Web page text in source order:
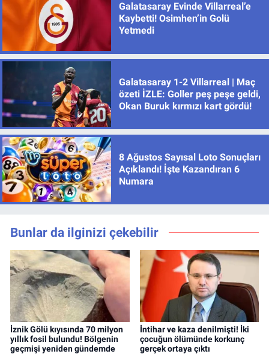
Galatasaray Evinde Villarreal’e
Kaybetti! Osimhen’in Golü
Yetmedi
Galatasaray 1-2 Villarreal | Maç
özeti İZLE: Goller peş peşe geldi,
Okan Buruk kırmızı kart gördü!
8 Ağustos Sayısal Loto Sonuçları
Açıklandı! İşte Kazandıran 6
Numara
Bunlar da ilginizi çekebilir
İznik Gölü kıyısında 70 milyon
yıllık fosil bulundu! Bölgenin
geçmişi yeniden gündemde
İntihar ve kaza denilmişti! İki
çocuğun ölümünde korkunç
gerçek ortaya çıktı